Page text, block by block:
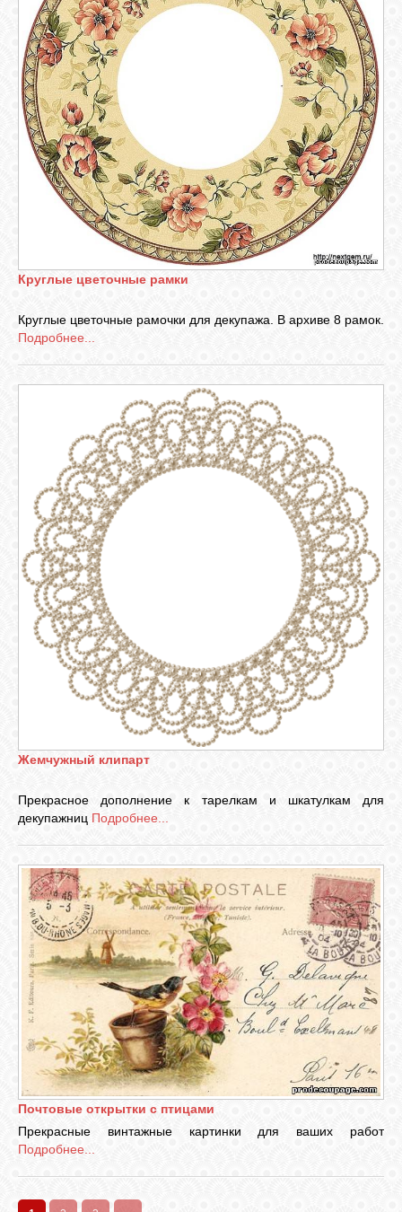
Круглые цветочные рамки
Круглые цветочные рамочки для декупажа. В архиве 8 рамок.
Подробнее...
Жемчужный клипарт
Прекрасное дополнение к тарелкам и шкатулкам для
декупажниц Подробнее...
Почтовые открытки с птицами
Прекрасные винтажные картинки для ваших работ
Подробнее...